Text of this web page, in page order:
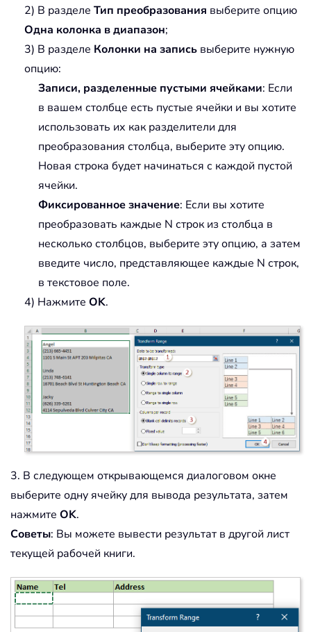
2) В разделе Тип преобразования выберите опцию
Одна колонка в диапазон;
3) В разделе Колонки на запись выберите нужную
опцию:
Записи, разделенные пустыми ячейками: Если
в вашем столбце есть пустые ячейки и вы хотите
использовать их как разделители для
преобразования столбца, выберите эту опцию.
Новая строка будет начинаться с каждой пустой
ячейки.
Фиксированное значение: Если вы хотите
преобразовать каждые N строк из столбца в
несколько столбцов, выберите эту опцию, а затем
введите число, представляющее каждые N строк,
в текстовое поле.
4) Нажмите OK.
3. В следующем открывающемся диалоговом окне
выберите одну ячейку для вывода результата, затем
нажмите OK.
Советы: Вы можете вывести результат в другой лист
текущей рабочей книги.